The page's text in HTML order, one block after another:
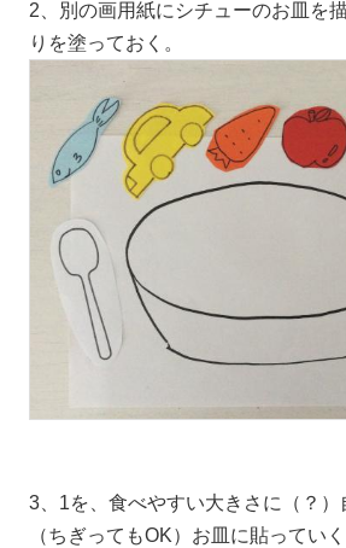
2、別の画用紙にシチューのお皿を
りを塗っておく。
3、1を、食べやすい大きさに（？）
（ちぎってもOK）お皿に貼っていく